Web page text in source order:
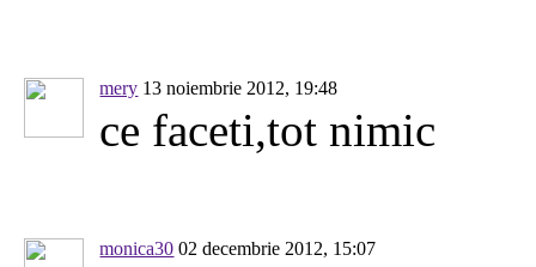
mery 13 noiembrie 2012, 19:48
ce faceti,tot nimic
monica30 02 decembrie 2012, 15:07